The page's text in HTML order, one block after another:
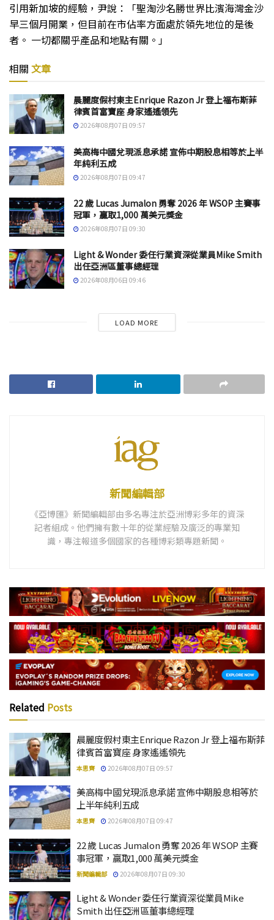
引用新加坡的經驗，尹說：「聖淘沙名勝世界比濱海灣金沙
早三個月開業，但目前在市佔率方面處於領先地位的是後
者。 一切都關乎產品和地點有關。」
相關 文章
晨麗度假村東主Enrique Razon Jr 登上福布斯菲
律賓首富寶座 身家遙遙領先
2026年08月07日 09:57
美高梅中國兌現派息承諾 宣佈中期股息相等於上半
年純利五成
2026年08月07日 09:47
22 歲 Lucas Jumalon 勇奪 2026 年 WSOP 主賽事
冠軍，贏取1,000 萬美元獎金
2026年08月07日 09:30
Light & Wonder 委任行業資深從業員Mike Smith
出任亞洲區董事總經理
2026年08月06日 09:46
LOAD MORE
新聞編輯部
《亞博匯》新聞編輯部由多名專注於亞洲博彩多年的資深
記者組成。他們擁有數十年的從業經驗及廣泛的專業知
識，專注報道多個國家的各種博彩類專題新聞。
Related Posts
晨麗度假村東主Enrique Razon Jr 登上福布斯菲
律賓首富寶座 身家遙遙領先
本思齊 2026年08月07日 09:57
美高梅中國兌現派息承諾 宣佈中期股息相等於
上半年純利五成
本思齊 2026年08月07日 09:47
22 歲 Lucas Jumalon 勇奪 2026 年 WSOP 主賽
事冠軍，贏取1,000 萬美元獎金
新聞編輯部 2026年08月07日 09:30
Light & Wonder 委任行業資深從業員Mike
Smith 出任亞洲區董事總經理